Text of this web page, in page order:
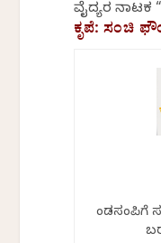
ವೈದ್ಯರ ನಾಟಕ
ಕೃಪೆ: ಸಂಚಿ